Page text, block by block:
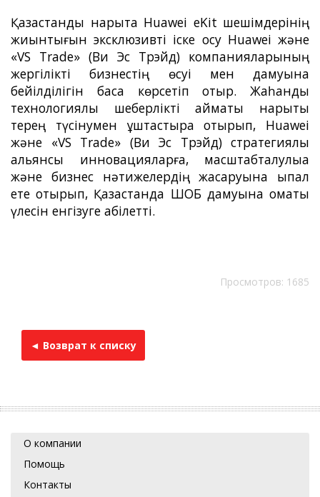
Қазақстандық нарықта Huawei eKit шешімдерінің
жиынтығын эксклюзивті іске қосу Huawei және
«VS Trade» (Ви Эс Трэйд) компанияларының
жергілікті бизнестің өсуі мен дамуына
бейілділігін баса көрсетіп отыр. Жаһандық
технологиялық шеберлікті аймақтық нарықты
терең түсінумен ұштастыра отырып, Huawei
және «VS Trade» (Ви Эс Трэйд) стратегиялық
альянсы инновацияларға, масштабталулыққа
және бизнес нәтижелердің жақсаруына ықпал
ете отырып, Қазақстанда ШОБ дамуына қомақты
үлесін енгізуге қабілетті.
Просмотров: 1685
◄ Возврат к списку
О компании
Помощь
Контакты